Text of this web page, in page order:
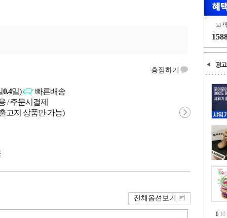
고
광고
1/10
흥정하기
0.4일)
빠른배송
/ 주문시결제
고지 상품만 가능)
전체옵션보기